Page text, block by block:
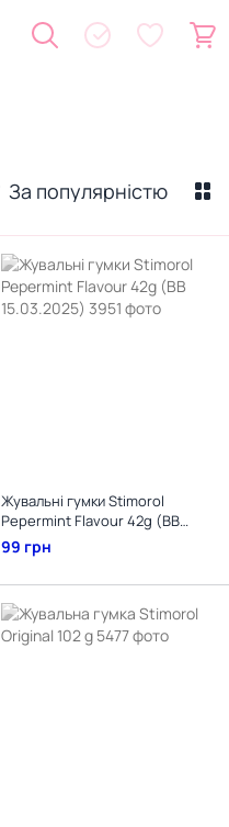
За популярністю
Жувальні гумки Stimorol
Pepermint Flavour 42g (BB
15.03.2025)
99 грн